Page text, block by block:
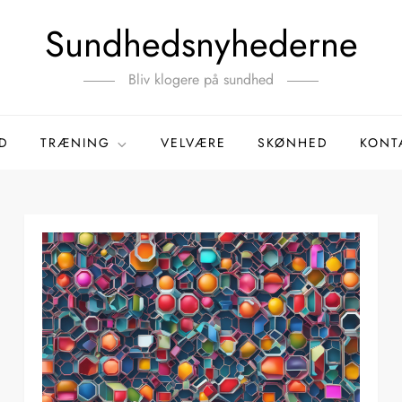
Sundhedsnyhederne
Bliv klogere på sundhed
TRÆNING VELVÆRE SKØNHED